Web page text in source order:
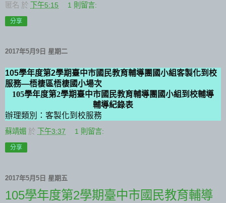
匿名 於 下午5:15 1 則留言:
分享
2017年5月9日 星期二
105學年度第2學期臺中市國民教育輔導團國小組客製化到校
服務—梧棲區梧棲國小場次
105學年度第2學期臺中市國民教育輔導團國小組到校輔導
輔導紀錄表
辦理類別：客製化到校服務
蘇靖媚 於 下午3:37 1 則留言:
分享
2017年5月5日 星期五
105學年度第2學期臺中市國民教育輔導